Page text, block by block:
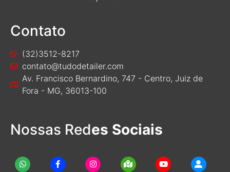
Contato
(32)3512-8217
contato@tudodetailer.com
Av. Francisco Bernardino, 747 - Centro, Juiz de
Fora - MG, 36013-100
Nossas Redes Sociais